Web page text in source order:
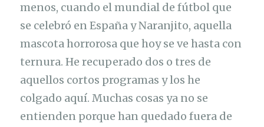
menos, cuando el mundial de fútbol que
se celebró en España y Naranjito, aquella
mascota horrorosa que hoy se ve hasta con
ternura. He recuperado dos o tres de
aquellos cortos programas y los he
colgado aquí. Muchas cosas ya no se
entienden porque han quedado fuera de